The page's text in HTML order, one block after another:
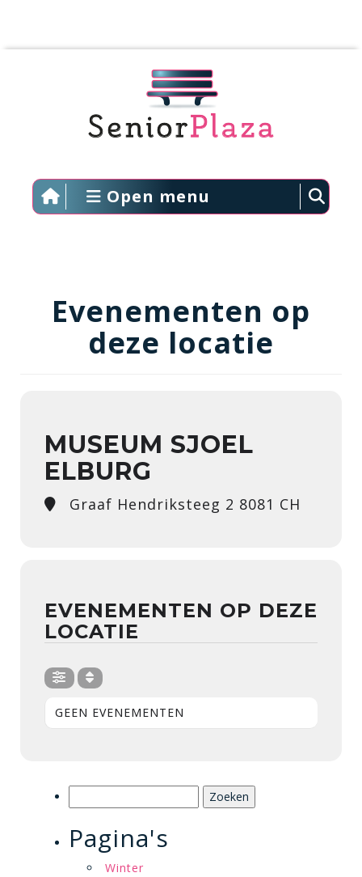
Open menu
Evenementen op
deze locatie
MUSEUM SJOEL
ELBURG
Graaf Hendriksteeg 2 8081 CH
EVENEMENTEN OP DEZE
LOCATIE
GEEN EVENEMENTEN
naar:
Pagina's
Winter